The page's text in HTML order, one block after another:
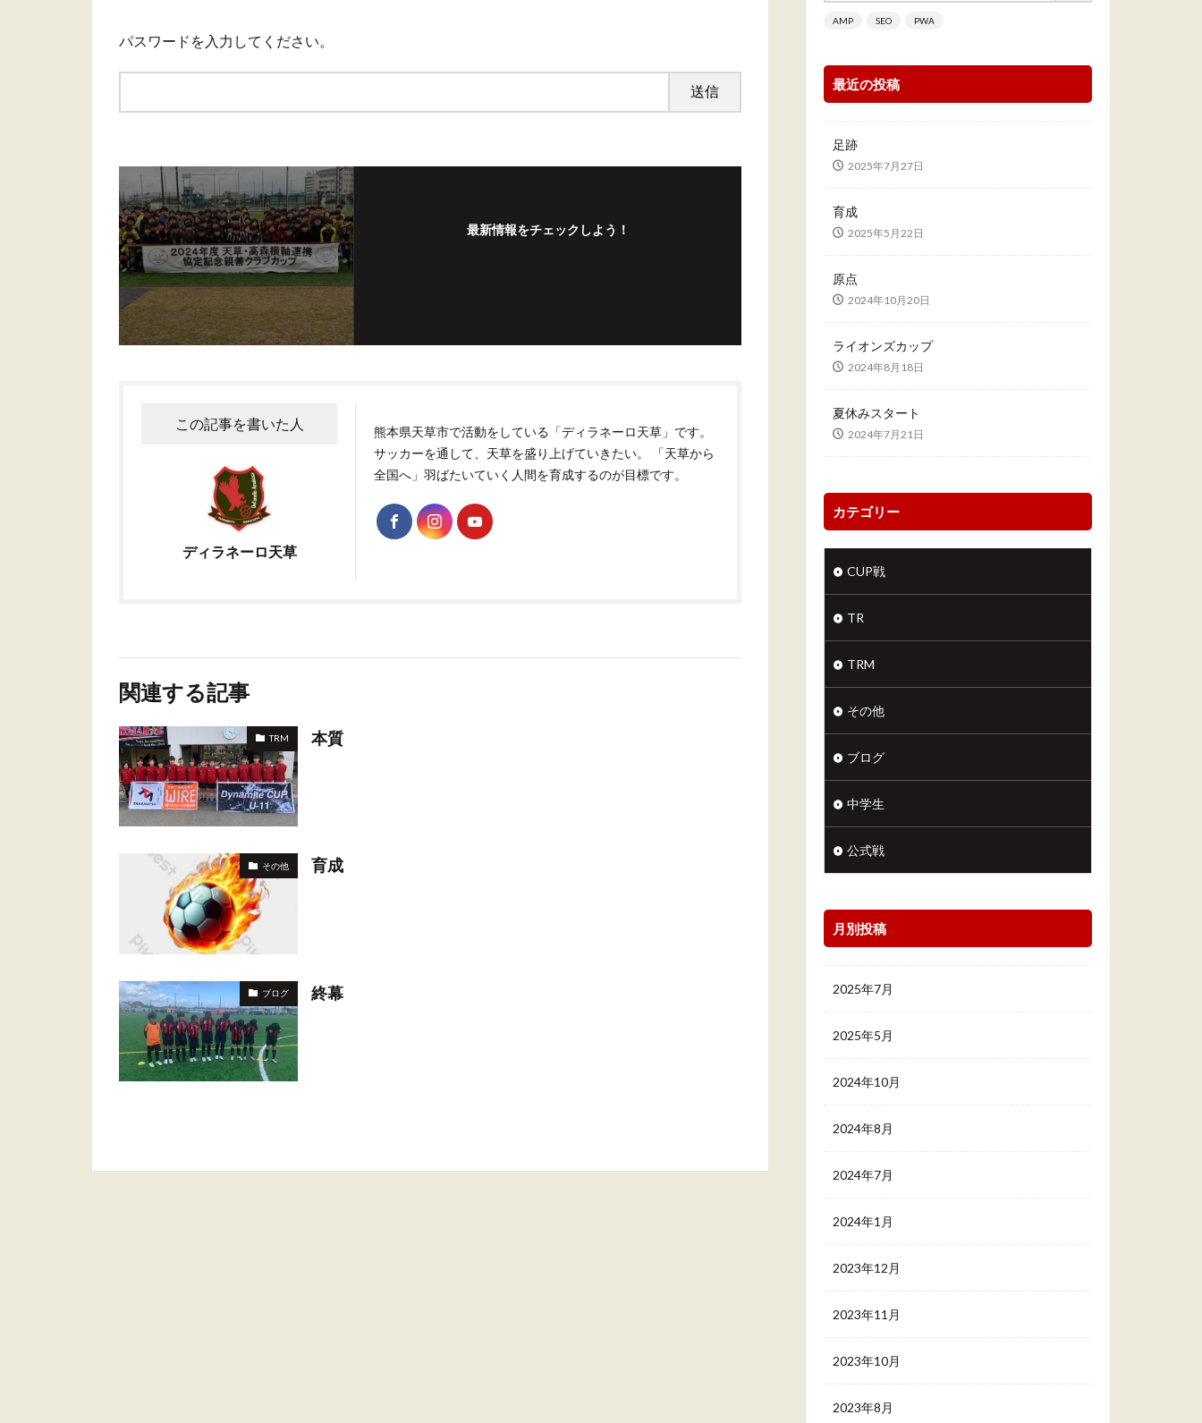
パスワードを入力してください。
最新情報をチェックしよう！
この記事を書いた人
ディラネーロ天草
熊本県天草市で活動をしている「ディラネーロ天草」です。
サッカーを通して、天草を盛り上げていきたい。 「天草から
全国へ」羽ばたいていく人間を育成するのが目標です。
関連する記事
TRM 本質
その他 育成
ブログ 終幕
AMP SEO PWA
最近の投稿
足跡
2025年7月27日
育成
2025年5月22日
原点
2024年10月20日
ライオンズカップ
2024年8月18日
夏休みスタート
2024年7月21日
カテゴリー
CUP戦
TR
TRM
その他
ブログ
中学生
公式戦
月別投稿
2025年7月
2025年5月
2024年10月
2024年8月
2024年7月
2024年1月
2023年12月
2023年11月
2023年10月
2023年8月